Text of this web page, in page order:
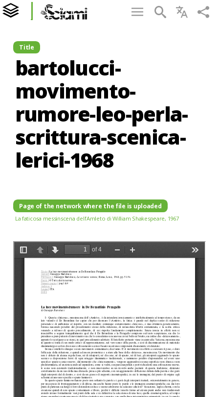
Title
bartolucci-
movimento-
rumore-leo-perla-
scrittura-scenica-
lerici-1968
Page of the network where the file is uploaded
La faticosa messinscena dell’Amleto di William Shakespeare, 1967